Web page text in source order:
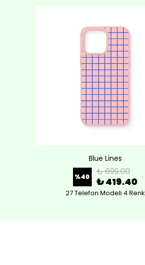
Blue Lines
%40 ₺ 699.00
₺ 419.40
27 Telefon Modeli 4 Renk